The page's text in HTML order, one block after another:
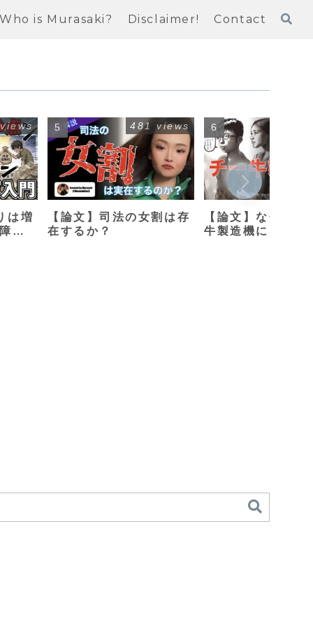
Who is Murasaki? Disclaimer! Contact
は増
改
【論文】司法の女割は存
在するか？
481 views
【論文】なぜ母親
牛製造機になって